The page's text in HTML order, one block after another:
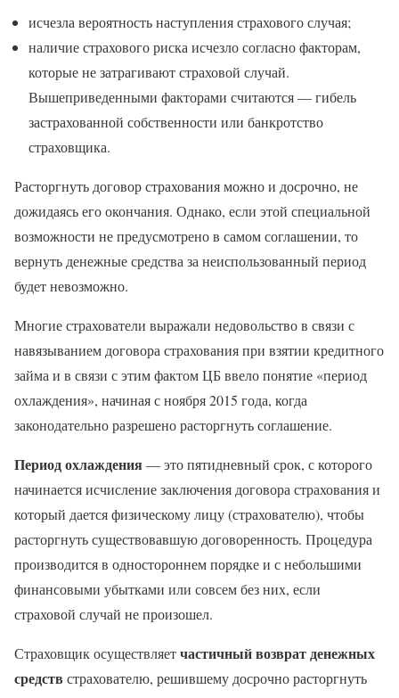
исчезла вероятность наступления страхового случая;
наличие страхового риска исчезло согласно факторам,
которые не затрагивают страховой случай.
Вышеприведенными факторами считаются — гибель
застрахованной собственности или банкротство
страховщика.
Расторгнуть договор страхования можно и досрочно, не
дожидаясь его окончания. Однако, если этой специальной
возможности не предусмотрено в самом соглашении, то
вернуть денежные средства за неиспользованный период
будет невозможно.
Многие страхователи выражали недовольство в связи с
навязыванием договора страхования при взятии кредитного
займа и в связи с этим фактом ЦБ ввело понятие «период
охлаждения», начиная с ноября 2015 года, когда
законодательно разрешено расторгнуть соглашение.
Период охлаждения— это пятидневный срок, с которого
начинается исчисление заключения договора страхования и
который дается физическому лицу (страхователю), чтобы
расторгнуть существовавшую договоренность. Процедура
производится в одностороннем порядке и с небольшими
финансовыми убытками или совсем без них, если
страховой случай не произошел.
Страховщик осуществляетчастичный возврат денежных
средств страхователю, решившему досрочно расторгнуть